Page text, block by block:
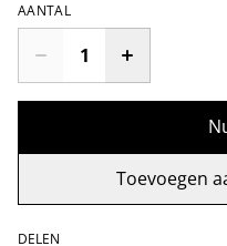
AANTAL
Toevoegen
DELEN